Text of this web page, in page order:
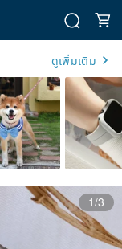
ดูเพิ่มเติม
1/3